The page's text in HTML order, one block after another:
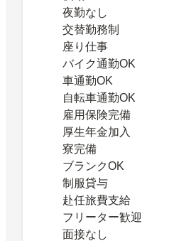
夜勤なし
交替勤務制
座り仕事
バイク通勤OK
車通勤OK
自転車通勤OK
雇用保険完備
厚生年金加入
寮完備
ブランクOK
制服貸与
赴任旅費支給
フリーター歓迎
面接なし